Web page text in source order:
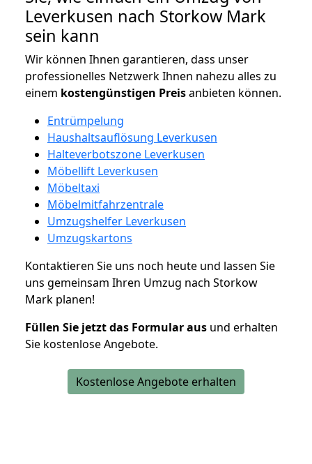
Leverkusen nach Storkow Mark
sein kann
Wir können Ihnen garantieren, dass unser
professionelles Netzwerk Ihnen nahezu alles zu
einem kostengünstigen Preisanbieten können.
Entrümpelung
Haushaltsauflösung Leverkusen
Halteverbotszone Leverkusen
Möbellift Leverkusen
Möbeltaxi
Möbelmitfahrzentrale
Umzugshelfer Leverkusen
Umzugskartons
Kontaktieren Sie uns noch heute und lassen Sie
uns gemeinsam Ihren Umzug nach Storkow
Mark planen!
Füllen Sie jetzt das Formular aus und erhalten
Sie kostenlose Angebote.
Kostenlose Angebote erhalten